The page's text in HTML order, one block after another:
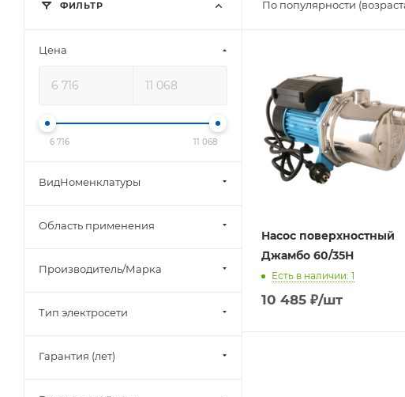
По популярности
Насос поверхностный
Джамбо 60/35Н
Есть в наличии: 1
10 485 ₽/шт
ФИЛЬТР
Цена
6 716 11 068
ВидНоменклатуры
Область применения
Производитель/Марка
Тип электросети
Гарантия (лет)